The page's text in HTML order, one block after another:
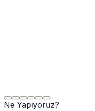
Ne Yapıyoruz?